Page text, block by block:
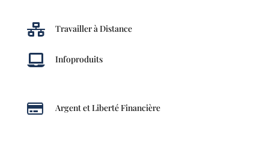
 Travailler à Distance
 Infoproduits
 Argent et Liberté Financière